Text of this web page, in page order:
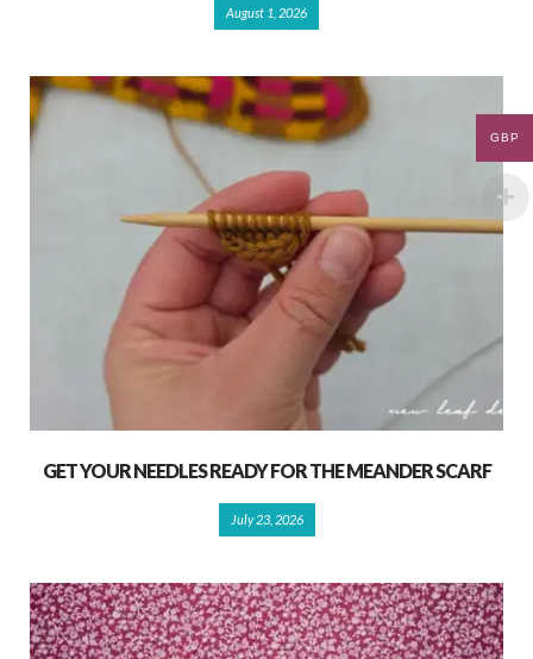
August 1, 2026
GET YOUR NEEDLES READY FOR THE MEANDER SCARF
July 23, 2026
GBP